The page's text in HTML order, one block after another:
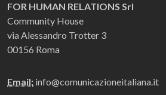
FOR HUMAN RELATIONS Srl
Community House
via Alessandro Trotter 3
00156 Roma
Email: info@comunicazioneitaliana.it